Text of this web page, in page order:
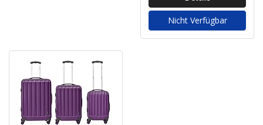
Nicht Verfügbar